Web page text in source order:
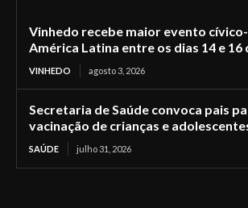
Vinhedo recebe maior evento
América Latina entre os dias 14 e 16
VINHEDO agosto 3, 2026
Secretaria de Saúde convoca pais
vacinação de crianças e
SAÚDE julho 31, 2026